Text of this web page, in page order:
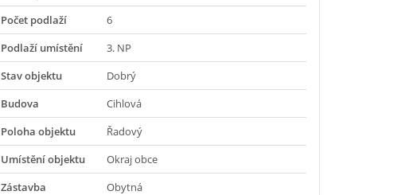
Počet podlaží
6
Podlaží umístění
3. NP
Stav objektu
Dobrý
Budova
Cihlová
Poloha objektu
Řadový
Umístění objektu
Okraj obce
Zástavba
Obytná